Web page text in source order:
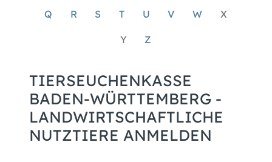
Q R S T U V W X
Y Z
TIERSEUCHENKASSE
BADEN-WÜRTTEMBERG -
LANDWIRTSCHAFTLICHE
NUTZTIERE ANMELDEN